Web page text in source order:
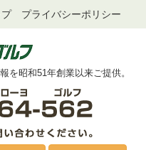
プライバシーポリシー
を昭和51年創業以来ご提供。